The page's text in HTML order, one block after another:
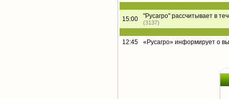
15:00 "Русагро" рассчитывает в
(3137)
12:45 «Русагро» информирует о